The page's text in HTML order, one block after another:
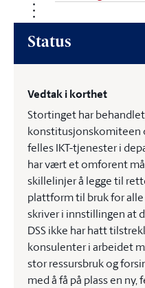
Status
Vedtak i korthet
Stortinget har
konstitusjonskomiteen
felles IKT-tjenester i
har vært et omforent
skillelinjer å legge til
plattform til bruk for
skriver i innstillingen at
DSS ikke har hatt
konsulenter i arbeidet
stor ressursbruk og
med å få på plass en